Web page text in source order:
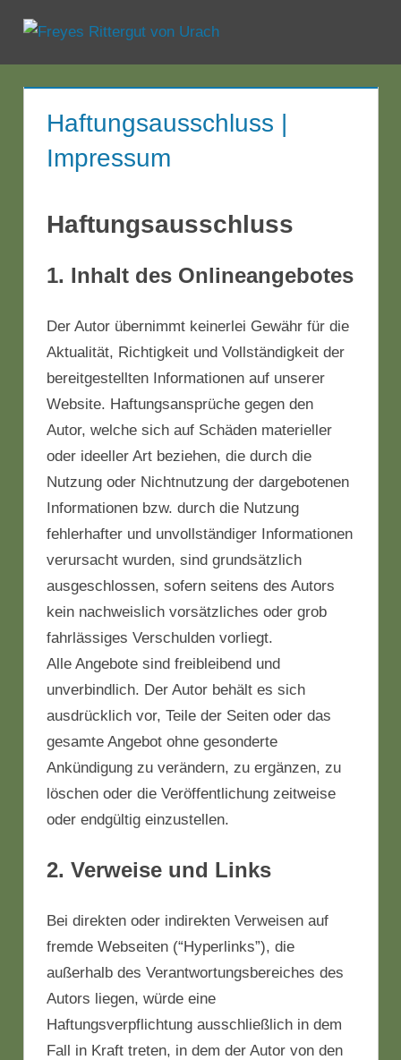
Inhalt
springen
Rittergut
von
Urach
Haftungsausschluss |
Impressum
Haftungsausschluss
1. Inhalt des Onlineangebotes
Der Autor übernimmt keinerlei Gewähr für die
Aktualität, Richtigkeit und Vollständigkeit der
bereitgestellten Informationen auf unserer
Website. Haftungsansprüche gegen den
Autor, welche sich auf Schäden materieller
oder ideeller Art beziehen, die durch die
Nutzung oder Nichtnutzung der dargebotenen
Informationen bzw. durch die Nutzung
fehlerhafter und unvollständiger Informationen
verursacht wurden, sind grundsätzlich
ausgeschlossen, sofern seitens des Autors
kein nachweislich vorsätzliches oder grob
fahrlässiges Verschulden vorliegt.
Alle Angebote sind freibleibend und
unverbindlich. Der Autor behält es sich
ausdrücklich vor, Teile der Seiten oder das
gesamte Angebot ohne gesonderte
Ankündigung zu verändern, zu ergänzen, zu
löschen oder die Veröffentlichung zeitweise
oder endgültig einzustellen.
2. Verweise und Links
Bei direkten oder indirekten Verweisen auf
fremde Webseiten (“Hyperlinks”), die
außerhalb des Verantwortungsbereiches des
Autors liegen, würde eine
Haftungsverpflichtung ausschließlich in dem
Fall in Kraft treten, in dem der Autor von den